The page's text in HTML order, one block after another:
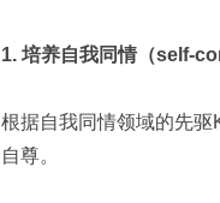
1. 培养自我同情（self-
根据自我同情领域的先
自尊。